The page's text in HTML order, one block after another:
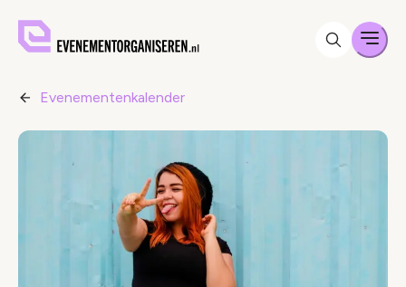
Evenementenkalender